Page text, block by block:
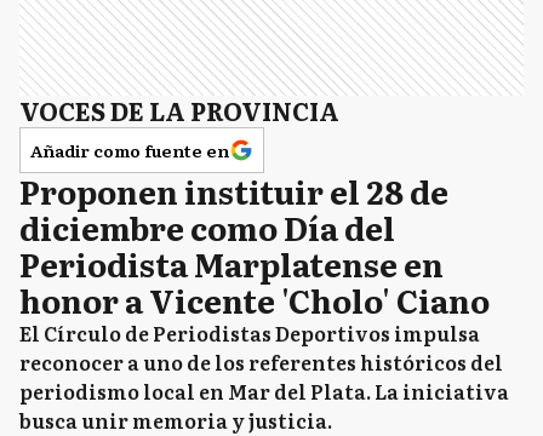
VOCES DE LA PROVINCIA
Añadir como fuente en
Proponen instituir el 28 de
diciembre como Día del
Periodista Marplatense en
honor a Vicente 'Cholo' Ciano
El Círculo de Periodistas Deportivos impulsa
reconocer a uno de los referentes históricos del
periodismo local en Mar del Plata. La iniciativa
busca unir memoria y justicia.